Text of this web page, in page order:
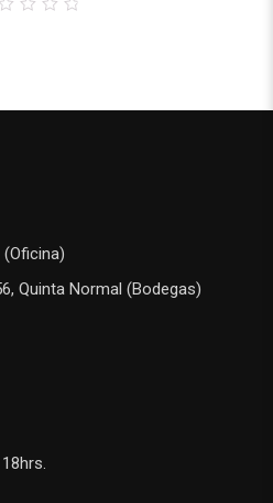
Quinta Normal (Bodegas)